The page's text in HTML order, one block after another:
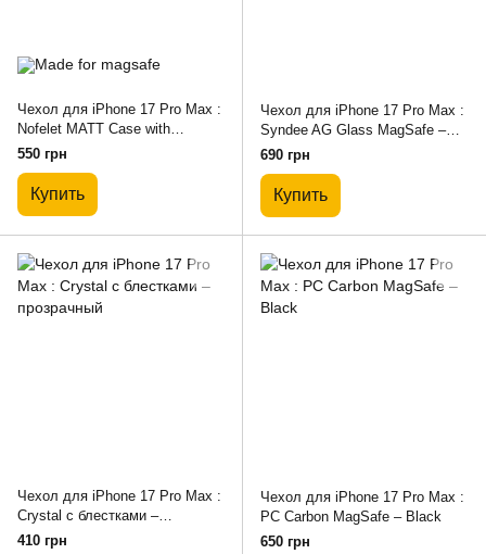
Чехол для iPhone 17 Pro Max :
Nofelet MATT Case with
MagSafe – Black
550 грн
Купить
Чехол для iPhone 17 Pro Max :
Syndee AG Glass MagSafe –
Dark Blue
690 грн
Купить
Чехол для iPhone 17 Pro Max :
Crystal с блестками –
прозрачный
410 грн
Чехол для iPhone 17 Pro Max :
PC Carbon MagSafe – Black
650 грн